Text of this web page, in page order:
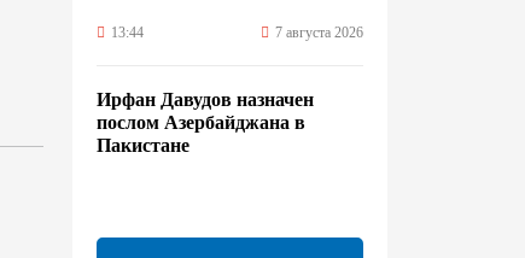
13:44 7 августа 2026
Ирфан Давудов назначен
послом Азербайджана в
Пакистане